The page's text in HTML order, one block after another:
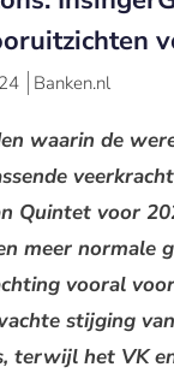
Banken.nl
waarin de
Quintet voor
meer normale
vooral
stijging
terwijl het VK